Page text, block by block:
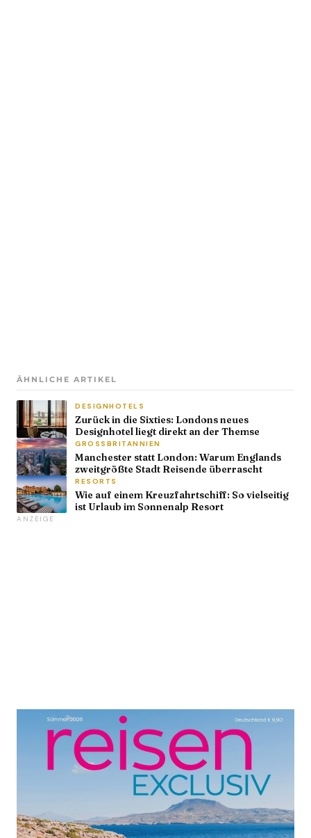
ÄHNLICHE ARTIKEL
DESIGNHOTELS
Zurück in die Sixties: Londons neues
Designhotel liegt direkt an der Themse
GROSSBRITANNIEN
Manchester statt London: Warum Englands
zweitgrößte Stadt Reisende überrascht
RESORTS
Wie auf einem Kreuzfahrtschiff: So vielseitig
ist Urlaub im Sonnenalp Resort
ANZEIGE